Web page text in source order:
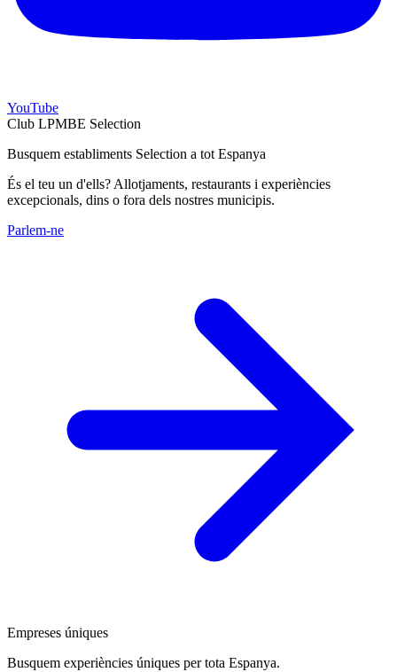
YouTube
Club LPMBE Selection
Busquem establiments Selection a tot Espanya
És el teu un d'ells? Allotjaments, restaurants i experiències
excepcionals, dins o fora dels nostres municipis.
Parlem-ne
Empreses úniques
Busquem experiències úniques per tota Espanya.